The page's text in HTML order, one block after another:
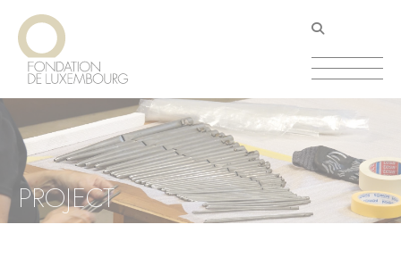
Aller
contenu
principal
PROJECT
Panneau de gestion des cookies